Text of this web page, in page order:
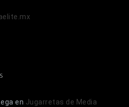
en Jugarretas de Media